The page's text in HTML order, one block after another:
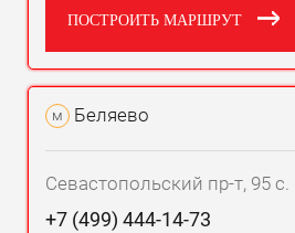
ПОСТРОИТЬ МАРШРУТ
м Беляево
Севастопольский пр-т, 95 с.
+7 (499) 444-14-73